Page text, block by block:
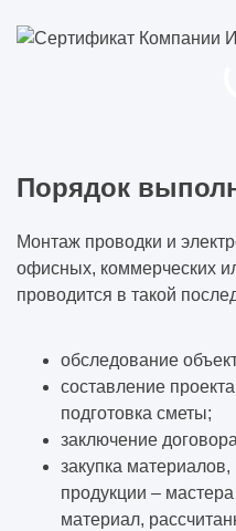
Порядок
Монтаж проводки и
офисных, коммерческих
проводится в такой
обследование
составление
подготовка сметы;
заключение
закупка
продукции –
материал,